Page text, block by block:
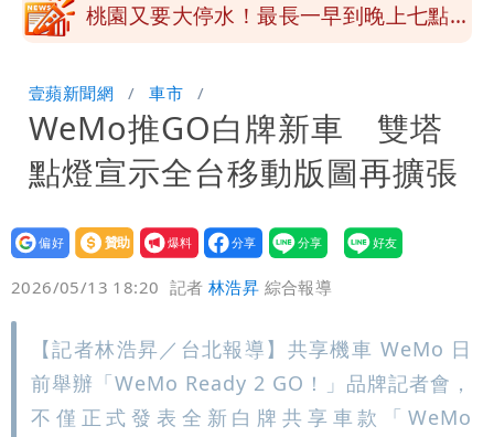
回1句笑翻10萬人
桃園又要大停水！最長一早到晚上七點都
「洗腦台灣人兩觀念」
女生一對A錯了嗎？環法女子自由車賽
男裁判勒令女選手「解衣」檢查
揮別9年演藝圈 女演員當「全職運將」
公布收入比拍戲賺更多
壹蘋新聞網 車市
WeMo推GO白牌新車 雙塔
點燈宣示全台移動版圖再擴張
設為
贊助
我要
爆料
2026/05/13 18:20 記者林浩昇 綜合報導
【記者林浩昇／台北報導】共享機車 WeMo 日
前舉辦「WeMo Ready 2 GO！」品牌記者會，
不僅正式發表全新白牌共享車款「WeMo